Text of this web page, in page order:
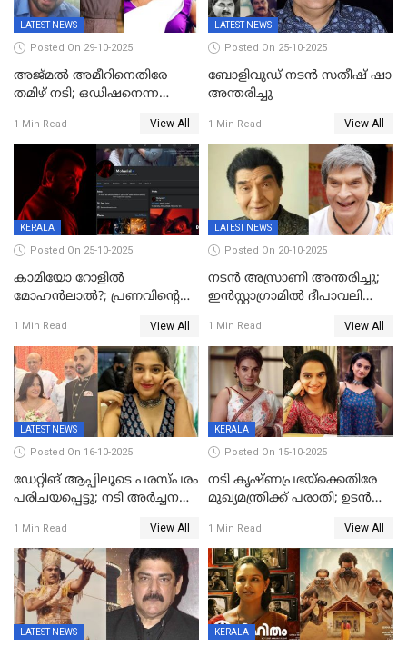
LATEST NEWS
Posted On 29-10-2025
അജ്മല്‍ അമീറിനെതിരേ
തമിഴ് നടി; ഒഡിഷനെന്ന
വിളിച്ചു, മോശം പെരുമാറ്റം
1 Min Read View All
LATEST NEWS
Posted On 25-10-2025
ബോളിവുഡ് നടൻ സതീഷ് ഷാ
അന്തരിച്ചു
1 Min Read View All
KERALA
Posted On 25-10-2025
കാമിയോ റോളിൽ
മോഹൻലാൽ?; പ്രണവിന്റെ
പിന്നാലെ ഡിപി; ചർച്ചയായി
സോഷ്യൽ മീഡിയ ചിത്രങ്ങൾ
1 Min Read View All
LATEST NEWS
Posted On 20-10-2025
നടന്‍ അസ്രാണി അന്തരിച്ചു;
ഇന്‍‌സ്റ്റാഗ്രാമില്‍ ദീപാവലി
മണിക്കൂറുകള്‍ക്കകം
വിയോഗം
1 Min Read View All
LATEST NEWS
Posted On 16-10-2025
ഡേറ്റിങ് ആപ്പിലൂടെ പരസ്പരം
പരിചയപ്പെട്ടു; നടി അർച്ചന
1 Min Read View All
KERALA
Posted On 15-10-2025
നടി കൃഷ്ണപ്രഭയ്‌ക്കെതിരേ
മുഖ്യമന്ത്രിക്ക് പരാതി; ഉടൻ
പരാതിയിൽ
1 Min Read View All
LATEST NEWS KERALA